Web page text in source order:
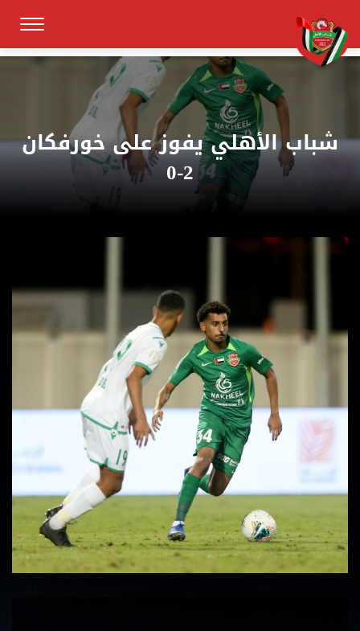
شباب الأهلي يفوز على خورفكان
2-0